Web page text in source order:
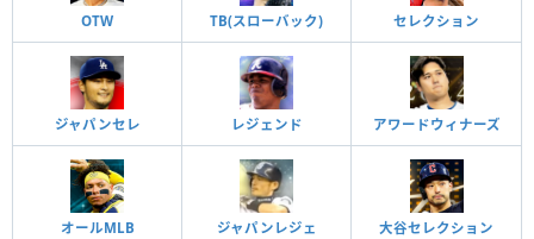
OTW TB(スローバック) セレクション
ジャパンセレ レジェンド アワードウィナーズ
オールMLB ジャパンレジェ 大谷セレクション